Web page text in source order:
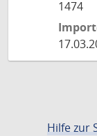
1474
Hilfe zur